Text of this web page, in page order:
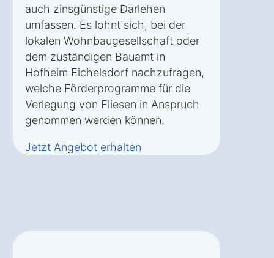
auch zinsgünstige Darlehen
umfassen. Es lohnt sich, bei der
lokalen Wohnbaugesellschaft oder
dem zuständigen Bauamt in
Hofheim Eichelsdorf nachzufragen,
welche Förderprogramme für die
Verlegung von Fliesen in Anspruch
genommen werden können.
Jetzt Angebot erhalten